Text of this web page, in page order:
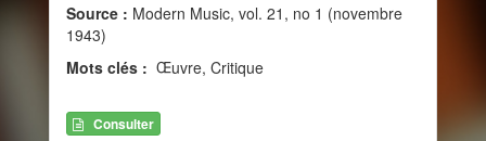
Source : Modern Music, vol. 21, no 1 (novembre
1943)
Mots clés : Œuvre, Critique
Consulter